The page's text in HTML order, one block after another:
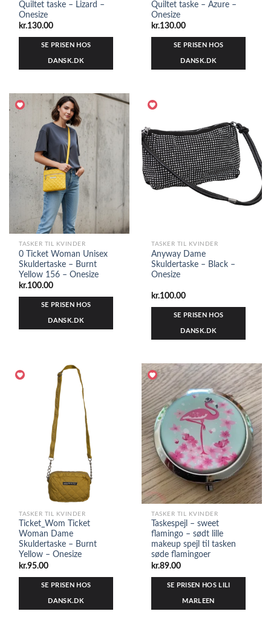
Quiltet taske – Lizard –
Onesize
kr.130.00
SE PRISEN HOS
DANSK.DK
Quiltet taske – Azure –
Onesize
kr.130.00
SE PRISEN HOS
DANSK.DK
TASKER TIL KVINDER
0 Ticket Woman Unisex
Skuldertaske – Burnt
Yellow 156 – Onesize
kr.100.00
SE PRISEN HOS
DANSK.DK
TASKER TIL KVINDER
Anyway Dame
Skuldertaske – Black –
Onesize
kr.100.00
SE PRISEN HOS
DANSK.DK
TASKER TIL KVINDER
Ticket_Wom Ticket
Woman Dame
Skuldertaske – Burnt
Yellow – Onesize
kr.95.00
SE PRISEN HOS
DANSK.DK
TASKER TIL KVINDER
Taskespejl – sweet
flamingo – sødt lille
makeup spejl til tasken
søde flamingoer
kr.89.00
SE PRISEN HOS LILI
MARLEEN